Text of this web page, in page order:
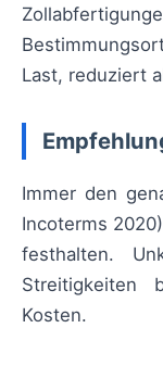
Last, reduziert
Immer den
Incoterms
festhalten.
Streitigkeiten
Kosten.